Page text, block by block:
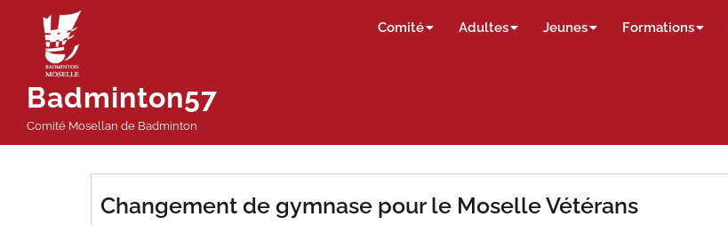
contenu
Badminton57
Comité Mosellan de Badminton
Comité Adultes Jeunes Formations
Changement de gymnase pour le Moselle Vétérans